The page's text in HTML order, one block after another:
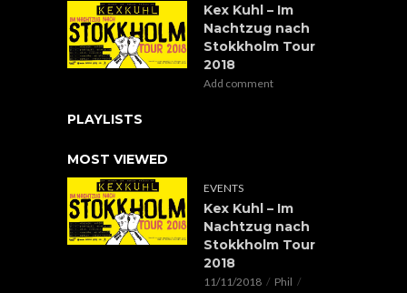
Kex Kuhl – Im
Nachtzug nach
Stokkholm Tour
2018
Add comment
PLAYLISTS
MOST VIEWED
EVENTS
Kex Kuhl – Im
Nachtzug nach
Stokkholm Tour
2018
11/11/2018
Phil